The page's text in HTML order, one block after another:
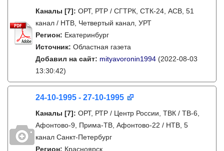
Каналы [7]: ОРТ, РТР / СГТРК, СТК-24, АСВ, 51
канал / НТВ, Четвертый канал, УРТ
Регион: Екатеринбург
Источник: Областная газета
Добавил на сайт: mityavoronin1994 (2022-08-03
13:30:42)
24-10-1995 - 27-10-1995
Каналы [7]: ОРТ, РТР / Центр России, ТВК / ТВ-6,
Афонтово-9, Прима-ТВ, Афонтово-22 / НТВ, 5
канал Санкт-Петербург
Регион: Красноярск